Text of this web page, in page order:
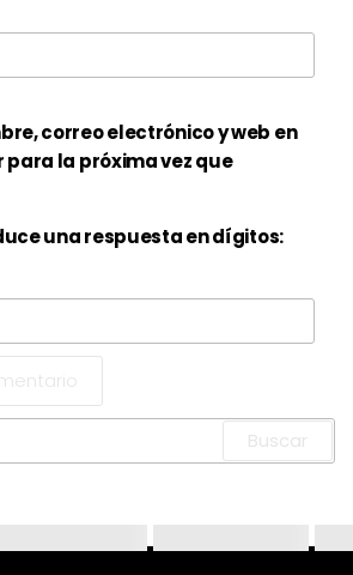
correo electrónico y web en
la próxima vez que
una respuesta en dígitos: